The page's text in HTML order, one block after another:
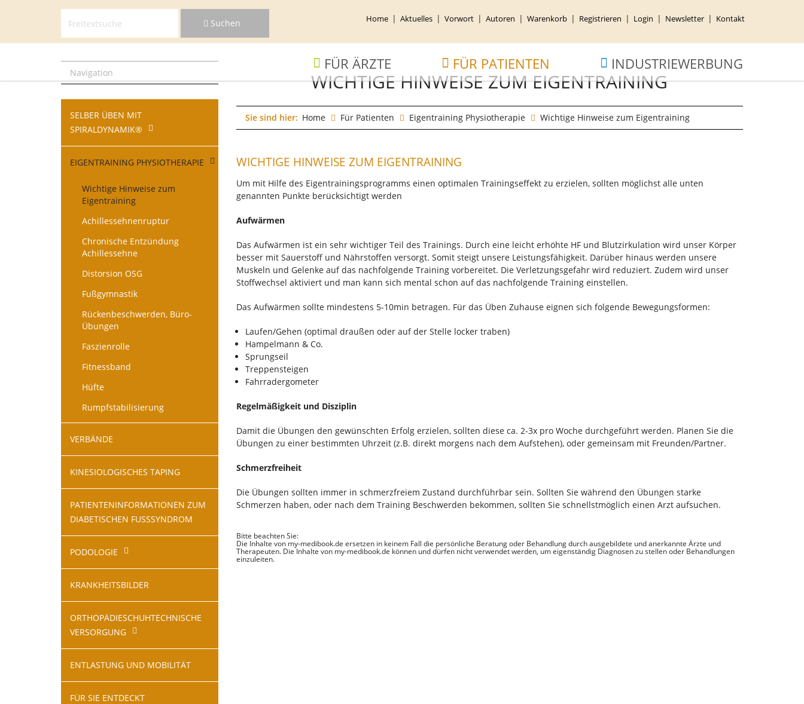
überspringen Home Aktuelles Vorwort Autoren Warenkorb Registrieren Login Newsletter Kontakt
FÜR ÄRZTE FÜR PATIENTEN INDUSTRIEWERBUNG
Suchen
WICHTIGE HINWEISE ZUM EIGENTRAINING
Sie sind hier: Home Für Patienten Eigentraining Physiotherapie Wichtige Hinweise zum Eigentraining
WICHTIGE HINWEISE ZUM EIGENTRAINING
Um mit Hilfe des Eigentrainingsprogramms einen optimalen Trainingseffekt zu erzielen, sollten möglichst alle unten
genannten Punkte berücksichtigt werden
Aufwärmen
Das Aufwärmen ist ein sehr wichtiger Teil des Trainings. Durch eine leicht erhöhte HF und Blutzirkulation wird unser Körper
besser mit Sauerstoff und Nährstoffen versorgt. Somit steigt unsere Leistungsfähigkeit. Darüber hinaus werden unsere
Muskeln und Gelenke auf das nachfolgende Training vorbereitet. Die Verletzungsgefahr wird reduziert. Zudem wird unser
Stoffwechsel aktiviert und man kann sich mental schon auf das nachfolgende Training einstellen.
Das Aufwärmen sollte mindestens 5-10min betragen. Für das Üben Zuhause eignen sich folgende Bewegungsformen:
Laufen/Gehen (optimal draußen oder auf der Stelle locker traben)
Hampelmann & Co.
Sprungseil
Treppensteigen
Fahrradergometer
Regelmäßigkeit und Disziplin
Damit die Übungen den gewünschten Erfolg erzielen, sollten diese ca. 2-3x pro Woche durchgeführt werden. Planen Sie die
Übungen zu einer bestimmten Uhrzeit (z.B. direkt morgens nach dem Aufstehen), oder gemeinsam mit Freunden/Partner.
Schmerzfreiheit
Die Übungen sollten immer in schmerzfreiem Zustand durchführbar sein. Sollten Sie während den Übungen starke
Schmerzen haben, oder nach dem Training Beschwerden bekommen, sollten Sie schnellstmöglich einen Arzt aufsuchen.
Bitte beachten Sie:
Die Inhalte von my-medibook.de ersetzen in keinem Fall die persönliche Beratung oder Behandlung durch ausgebildete und anerkannte Ärzte und
Therapeuten. Die Inhalte von my-medibook.de können und dürfen nicht verwendet werden, um eigenständig Diagnosen zu stellen oder Behandlungen
einzuleiten.
Navigation
überspringen
SELBER ÜBEN MIT
SPIRALDYNAMIK®
EIGENTRAINING PHYSIOTHERAPIE
Wichtige Hinweise zum
Eigentraining
Achillessehnenruptur
Chronische Entzündung
Achillessehne
Distorsion OSG
Fußgymnastik
Rückenbeschwerden, Büro-
Übungen
Faszienrolle
Fitnessband
Hüfte
Rumpfstabilisierung
VERBÄNDE
KINESIOLOGISCHES TAPING
PATIENTENINFORMATIONEN ZUM
DIABETISCHEN FUSSSYNDROM
PODOLOGIE
KRANKHEITSBILDER
ORTHOPÄDIESCHUHTECHNISCHE
VERSORGUNG
ENTLASTUNG UND MOBILITÄT
FÜR SIE ENTDECKT